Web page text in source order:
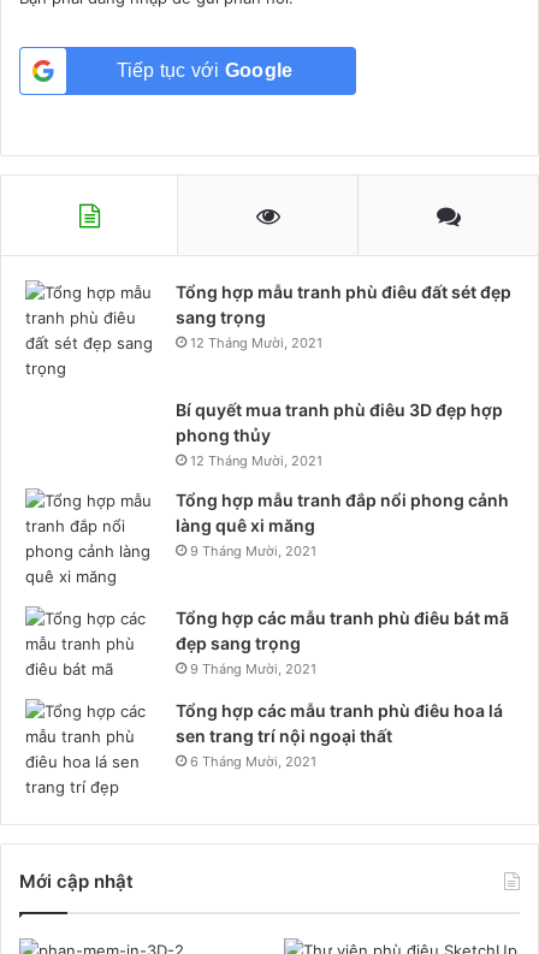
Tiếp tục với Google
Tổng hợp mẫu tranh phù điêu đất sét đẹp
sang trọng
12 Tháng Mười, 2021
Bí quyết mua tranh phù điêu 3D đẹp hợp
phong thủy
12 Tháng Mười, 2021
Tổng hợp mẫu tranh đắp nổi phong cảnh
làng quê xi măng
9 Tháng Mười, 2021
Tổng hợp các mẫu tranh phù điêu bát mã
đẹp sang trọng
9 Tháng Mười, 2021
Tổng hợp các mẫu tranh phù điêu hoa lá
sen trang trí nội ngoại thất
6 Tháng Mười, 2021
Mới cập nhật